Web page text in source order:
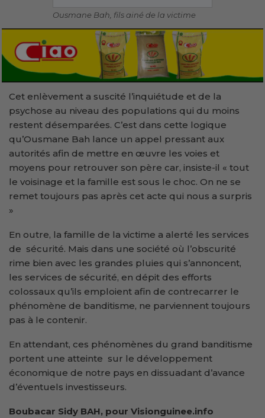
Ousmane Bah, fils ainé de la victime
Cet enlèvement a suscité l’inquiétude et de la
psychose au niveau des populations qui du moins
restent désemparées. C’est dans cette logique
qu’Ousmane Bah lance un appel pressant aux
autorités afin de mettre en œuvre les voies et
moyens pour retrouver son père car, insiste-il « tout
le voisinage et la famille est sous le choc. On ne se
remet toujours pas après cet acte qui nous a surpris
»
En outre, la famille de la victime a alerté les services
de sécurité. Mais dans une société où l’obscurité
rime bien avec les grandes pluies qui s’annoncent,
les services de sécurité, en dépit des efforts
colossaux qu’ils emploient afin de contrecarrer le
phénomène de banditisme, ne parviennent toujours
pas à le contenir.
En attendant, ces phénomènes du grand banditisme
portent une atteinte sur le développement
économique de notre pays en dissuadant d’avance
d’éventuels investisseurs.
Boubacar Sidy BAH, pour Visionguinee.info